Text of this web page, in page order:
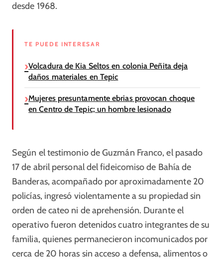
desde 1968.
TE PUEDE INTERESAR
Volcadura de Kia Seltos en colonia Peñita deja
daños materiales en Tepic
Mujeres presuntamente ebrias provocan choque
en Centro de Tepic; un hombre lesionado
Según el testimonio de Guzmán Franco, el pasado
17 de abril personal del fideicomiso de Bahía de
Banderas, acompañado por aproximadamente 20
policías, ingresó violentamente a su propiedad sin
orden de cateo ni de aprehensión. Durante el
operativo fueron detenidos cuatro integrantes de su
familia, quienes permanecieron incomunicados por
cerca de 20 horas sin acceso a defensa, alimentos o